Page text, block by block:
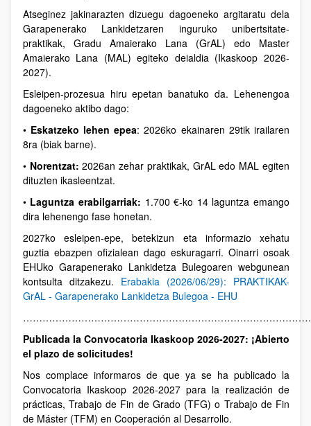
Atseginez jakinarazten dizuegu dagoeneko argitaratu dela
Garapenerako Lankidetzaren inguruko unibertsitate-
praktikak, Gradu Amaierako Lana (GrAL) edo Master
Amaierako Lana (MAL) egiteko deialdia (Ikaskoop 2026-
2027).
Esleipen-prozesua hiru epetan banatuko da. Lehenengoa
dagoeneko aktibo dago:
• Eskatzeko lehen epea: 2026ko ekainaren 29tik irailaren
8ra (biak barne).
•Norentzat: 2026an zehar praktikak, GrAL edo MAL egiten
dituzten ikasleentzat.
• Laguntza erabilgarriak: 1.700 €-ko 14 laguntza emango
dira lehenengo fase honetan.
2027ko esleipen-epe, betekizun eta informazio xehatu
guztia ebazpen ofizialean dago eskuragarri. Oinarri osoak
EHUko Garapenerako Lankidetza Bulegoaren webgunean
kontsulta ditzakezu. Erabakia (2026/06/29): PRAKTIKAK-
GrAL - Garapenerako Lankidetza Bulegoa - EHU
Publicada la Convocatoria Ikaskoop 2026-2027: ¡Abierto
el plazo de solicitudes!
Nos complace informaros de que ya se ha publicado la
Convocatoria Ikaskoop 2026-2027 para la realización de
prácticas, Trabajo de Fin de Grado (TFG) o Trabajo de Fin
de Máster (TFM) en Cooperación al Desarrollo.